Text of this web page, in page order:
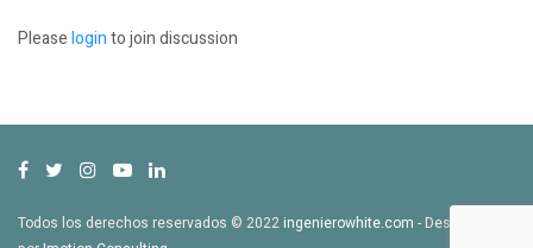
Pleaseloginto join discussion
Todos los derechos reservados © 2022ingenierowhite.com - Desarrollado